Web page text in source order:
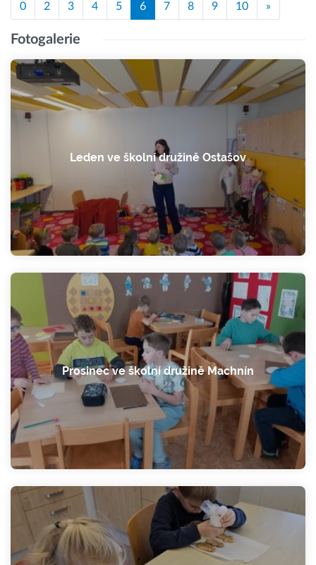
0 2 3 4 5 6 7 8 9 10 »
Fotogalerie
Leden ve školní družině Ostašov
Prosinec ve školní družině Machnín